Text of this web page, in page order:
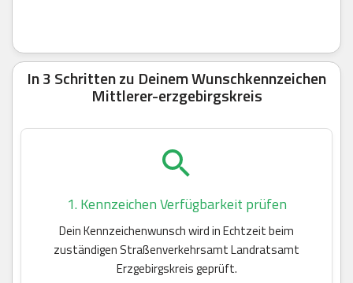
In 3 Schritten zu Deinem Wunschkennzeichen
Mittlerer-erzgebirgskreis
1. Kennzeichen Verfügbarkeit prüfen
Dein Kennzeichenwunsch wird in Echtzeit beim
zuständigen Straßenverkehrsamt Landratsamt
Erzgebirgskreis geprüft.